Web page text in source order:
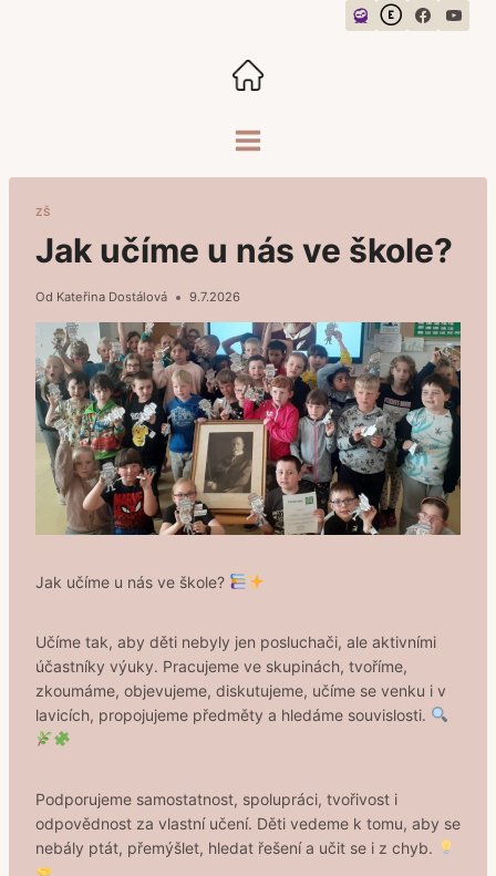
ZŠ
Jak učíme u nás ve škole?
Od Kateřina Dostálová 9.7.2026
Jak učíme u nás ve škole?
Učíme tak, aby děti nebyly jen posluchači, ale aktivními
účastníky výuky. Pracujeme ve skupinách, tvoříme,
zkoumáme, objevujeme, diskutujeme, učíme se venku i v
lavicích, propojujeme předměty a hledáme souvislosti.
Podporujeme samostatnost, spolupráci, tvořivost i
odpovědnost za vlastní učení. Děti vedeme k tomu, aby se
nebály ptát, přemýšlet, hledat řešení a učit se i z chyb.